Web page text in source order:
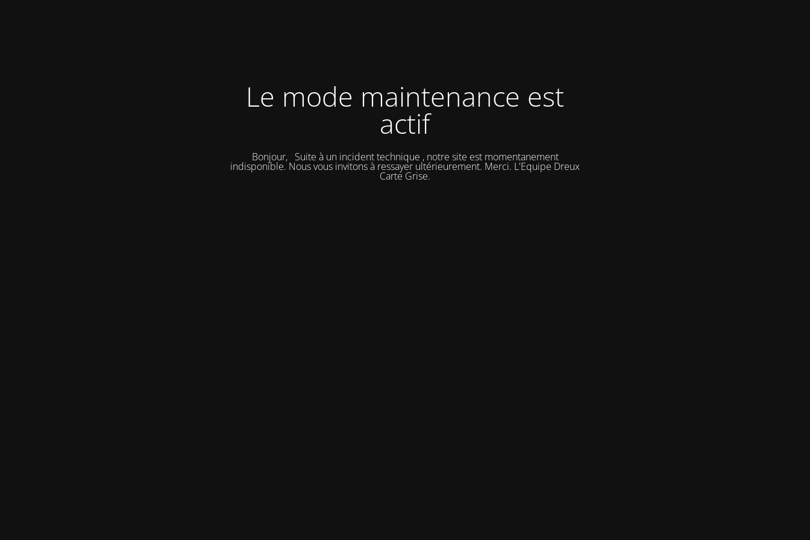
Le mode maintenance est
actif
Bonjour, Suite à un incident technique , notre site est momentanement
indisponible. Nous vous invitons à ressayer ultérieurement. Merci. L'Equipe Dreux
Carte Grise.